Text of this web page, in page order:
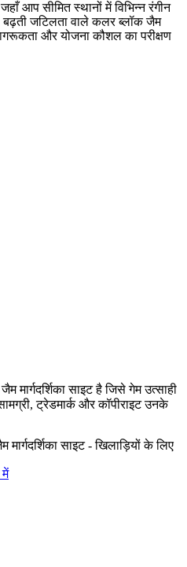
आप सीमित स्थानों में विभिन्न रंगीन
जटिलता वाले कलर ब्लॉक जैम
और योजना कौशल का परीक्षण
साइट है जिसे गेम उत्साही
ट्रेडमार्क और कॉपीराइट उनके
साइट - खिलाड़ियों के लिए
में